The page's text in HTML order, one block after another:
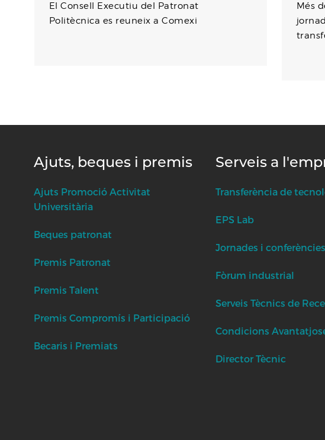
El Consell Executiu del Patronat
Politècnica es reuneix a Comexi
Més
Ajuts, beques i premis
Ajuts Promoció Activitat
Universitària
Beques patronat
Premis Patronat
Premis Talent
Premis Compromís i Participació
Becaris i Premiats
Serveis a
Transferència de
EPS Lab
Jornades i conferències
Fòrum industrial
Serveis Tècnics de
Condicions
Director Tècnic